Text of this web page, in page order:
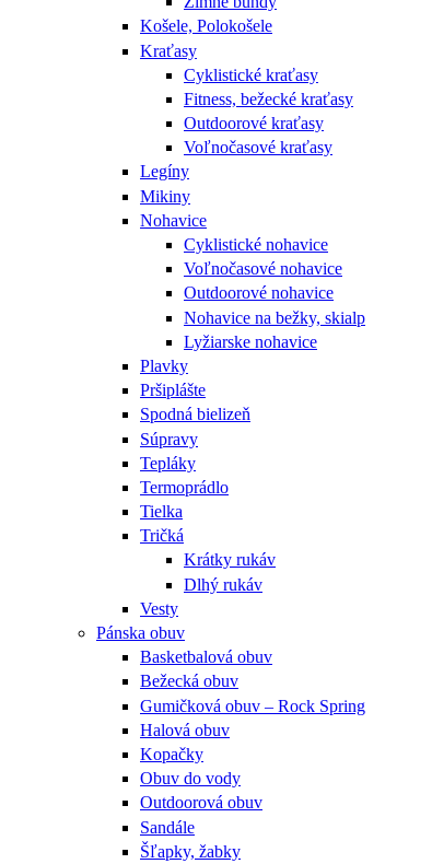
Košele, Polokošele
Kraťasy
Cyklistické kraťasy
Fitness, bežecké kraťasy
Outdoorové kraťasy
Voľnočasové kraťasy
Legíny
Mikiny
Nohavice
Cyklistické nohavice
Voľnočasové nohavice
Outdoorové nohavice
Nohavice na bežky, skialp
Lyžiarske nohavice
Plavky
Pršiplášte
Spodná bielizeň
Súpravy
Tepláky
Termoprádlo
Tielka
Tričká
Krátky rukáv
Dlhý rukáv
Vesty
Pánska obuv
Basketbalová obuv
Bežecká obuv
Gumičková obuv – Rock Spring
Halová obuv
Kopačky
Obuv do vody
Outdoorová obuv
Sandále
Šľapky, žabky